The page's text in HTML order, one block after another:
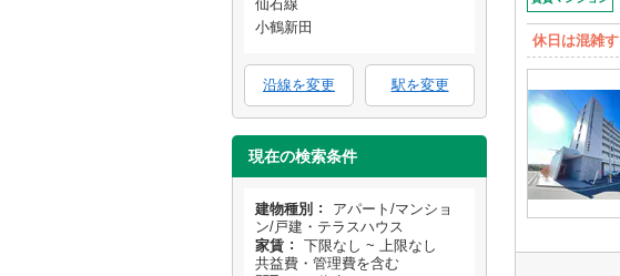
仙石線
小鶴新田
沿線を変更 駅を変更
現在の検索条件
建物種別
アパート/マンショ
ン/戸建・テラスハウス
家賃
下限なし ~ 上限なし
共益費・管理費を含む
休日は混雑